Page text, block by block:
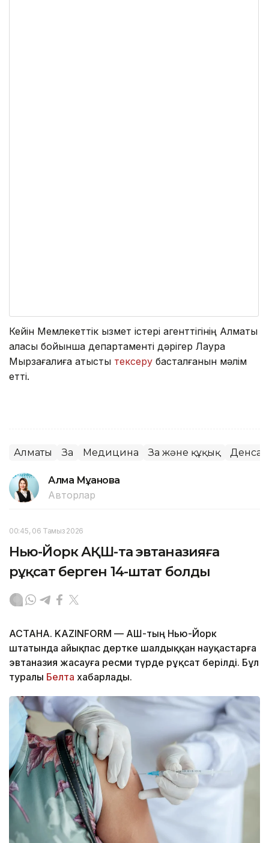
Кейін Мемлекеттік қызмет істері агенттігінің Алматы
қаласы бойынша департаменті дәрігер Лаура
Мырзағалиға қатысты тексеру басталғанын мәлім
етті.
Алматы Заң Медицина Заң және құқық
Алма Мұқанова
Авторлар
00:45, 06 Тамыз 2026
Нью-Йорк АҚШ-та эвтаназияға
рұқсат берген 14-штат болды
АСТАНА. KAZINFORM — АҚШ-тың Нью-Йорк
штатында айықпас дертке шалдыққан науқастарға
эвтаназия жасауға ресми түрде рұқсат берілді. Бұл
туралы Белта хабарлады.